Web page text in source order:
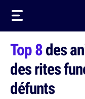
Top 8des
des rites
défunts